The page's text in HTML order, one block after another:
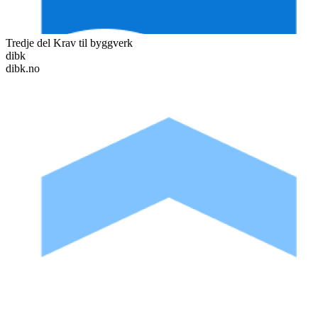
Tredje del Krav til byggverk
dibk
dibk.no